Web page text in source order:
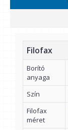
Filofax
Borító
anyaga
Szín
Filofax
méret